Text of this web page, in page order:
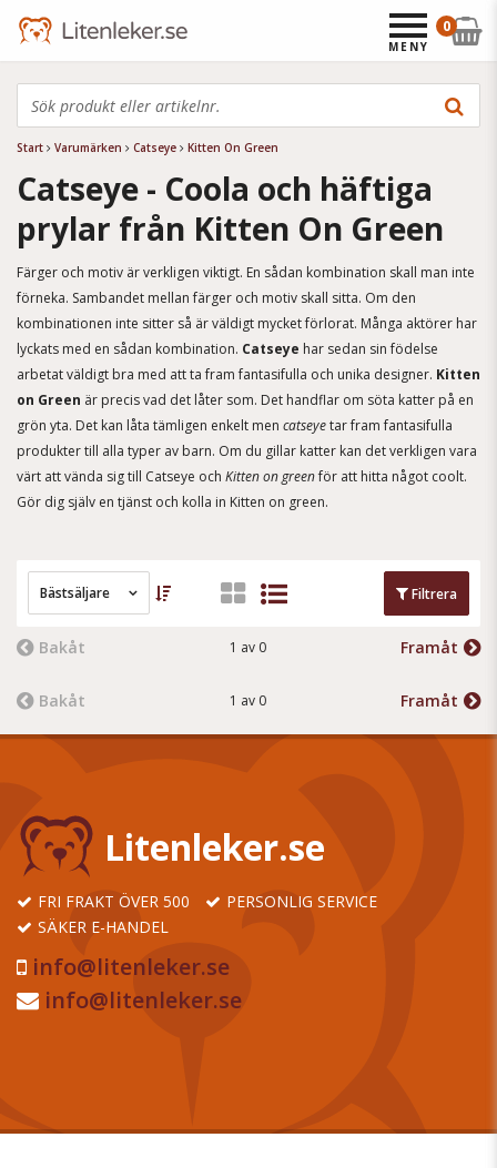
Start Varumärken Catseye Kitten On Green
Catseye - Coola och häftiga
prylar från Kitten On Green
Färger och motiv är verkligen viktigt. En sådan kombination skall man inte
förneka. Sambandet mellan färger och motiv skall sitta. Om den
kombinationen inte sitter så är väldigt mycket förlorat. Många aktörer har
lyckats med en sådan kombination. Catseye har sedan sin födelse
arbetat väldigt bra med att ta fram fantasifulla och unika designer. Kitten
on Green är precis vad det låter som. Det handflar om söta katter på en
grön yta. Det kan låta tämligen enkelt men catseyetar fram fantasifulla
produkter till alla typer av barn. Om du gillar katter kan det verkligen vara
värt att vända sig till Catseye och Kitten on greenför att hitta något coolt.
Gör dig själv en tjänst och kolla in Kitten on green.
Bästsäljare Filtrera
Bakåt 1 av 0 Framåt
Bakåt 1 av 0 Framåt
Litenleker.se
FRI FRAKT ÖVER 500
PERSONLIG SERVICE
SÄKER E-HANDEL
info@litenleker.se
info@litenleker.se
0
MENY